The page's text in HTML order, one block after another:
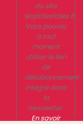
du site
lesptitesfolies.fr.
Vous pouvez
à tout
moment
utiliser le lien
de
désabonnement
intégré dans
la
newsletter.
En savoir